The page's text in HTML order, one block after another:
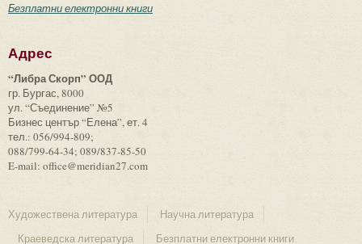
Безплатни електронни книги
Адрес
“Либра Скорп” ООД
гр. Бургас, 8000
ул. “Съединение” №5
Бизнес център “Елена”, ет. 4
тел.: 056/994-809;
088/799-64-34; 089/837-85-50
E-mail: office@meridian27.com
Художествена литература
Научна литература
Краеведска литература
Безплатни електронни книги